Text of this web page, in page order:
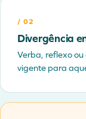
/ 02
Divergência
Verba, reflexo ou
vigente para